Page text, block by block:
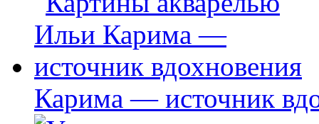
Карима — источник